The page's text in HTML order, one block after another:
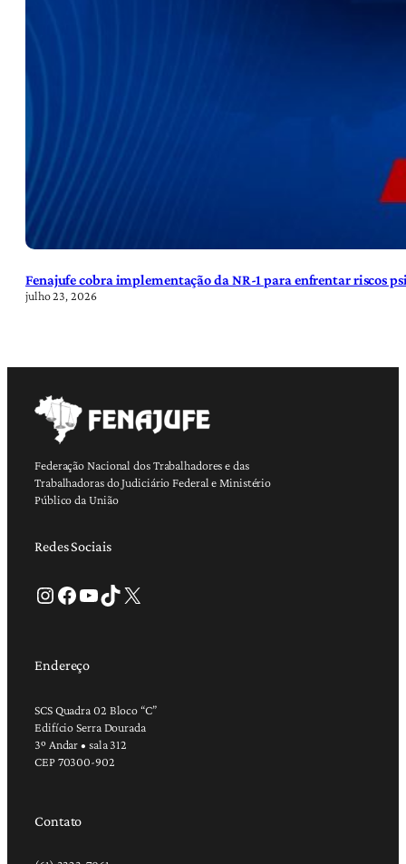
Fenajufe cobra implementação da NR-1 para enfrentar riscos
julho 23, 2026
Federação Nacional dos Trabalhadores e das
Trabalhadoras do Judiciário Federal e Ministério
Público da União
Redes Sociais
Instagram Facebook Youtube TikTok X
Endereço
SCS Quadra 02 Bloco “C”
Edifício Serra Dourada
3º Andar • sala 312
CEP 70300-902
Contato